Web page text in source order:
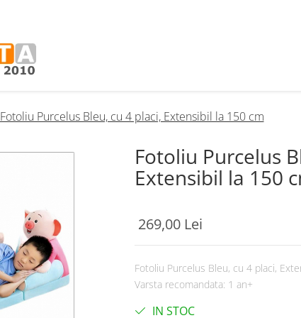
Fotoliu Purcelus Bleu, cu 4 placi, Extensibil la 150 cm
Fotoliu Purcelus
Extensibil la 150
269,00 Lei
Fotoliu Purcelus Bleu, cu 4 placi,
Varsta recomandata: 1 an+
IN STOC